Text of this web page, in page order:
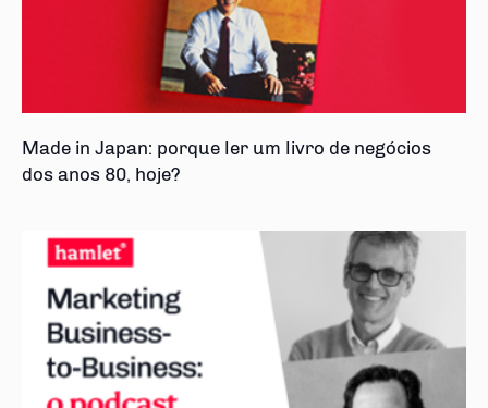
Made in Japan: porque ler um livro de negócios
dos anos 80, hoje?